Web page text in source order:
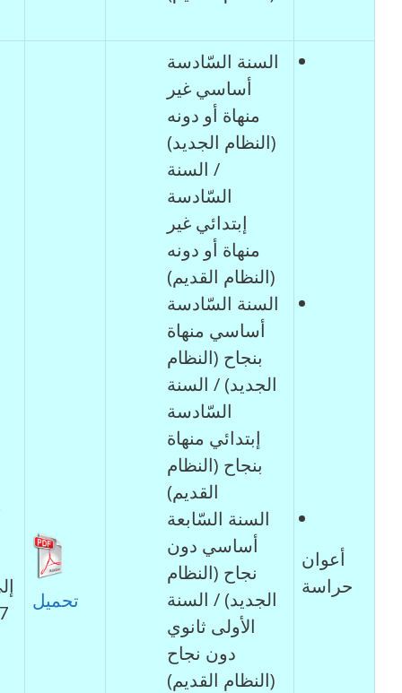
أعوان
حراسة
السنة السّادسة
أساسي غير
منهاة أو دونه
(النظام الجديد)
/ السنة
السّادسة
إبتدائي غير
منهاة أو دونه
(النظام القديم)
السنة السّادسة
أساسي منهاة
بنجاح (النظام
الجديد) / السنة
السّادسة
إبتدائي منهاة
بنجاح (النظام
القديم)
السنة السّابعة
أساسي دون
نجاح (النظام
الجديد) / السنة
الأولى ثانوي
دون نجاح
(النظام القديم)
تحميل